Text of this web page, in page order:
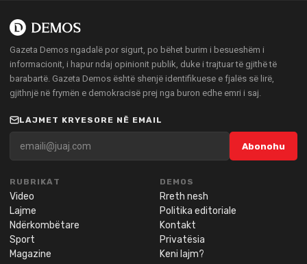
Gazeta Demos ngadalë por sigurt, po bëhet burim i besueshëm i
informacionit, i hapur ndaj opinionit publik, duke i trajtuar të gjithë të
barabartë. Gazeta Demos është shenjë identifikuese e fjalës së lirë,
gjithnjë në frymën e demokracisë prej nga buron edhe emri i saj.
LAJMET KRYESORE NË EMAIL
Abonohu
RUBRIKAT
Video
Lajme
Ndërkombëtare
Sport
Magazine
DEMOS
Rreth nesh
Politika editoriale
Kontakt
Privatësia
Keni lajm?